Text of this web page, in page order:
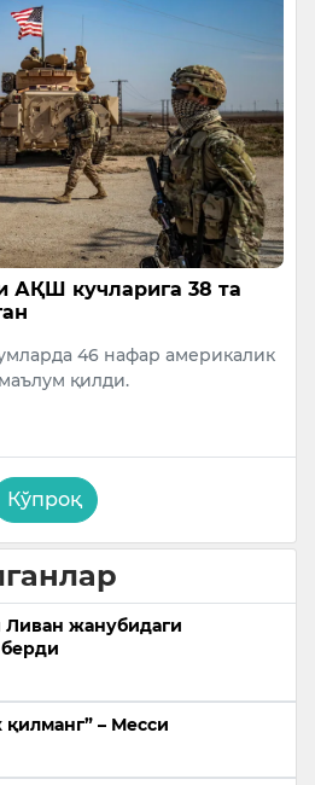
АҚШ кучларига 38 та
46 нафар америкалик
қилди.
Кўпроқ
Ливан жанубидаги
берди
– Месси